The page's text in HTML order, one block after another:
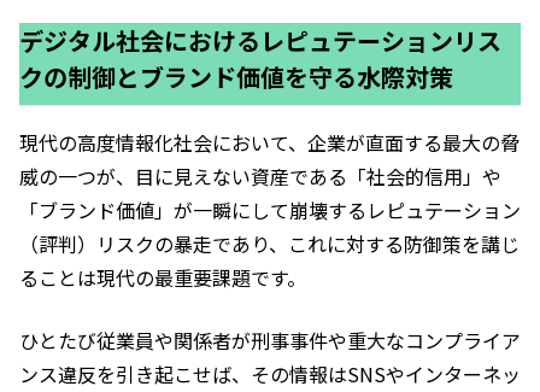
デジタル社会におけるレピュテーションリス
クの制御とブランド価値を守る水際対策
現代の高度情報化社会において、企業が直面する最大の脅
威の一つが、目に見えない資産である「社会的信用」や
「ブランド価値」が一瞬にして崩壊するレピュテーション
（評判）リスクの暴走であり、これに対する防御策を講じ
ることは現代の最重要課題です。
ひとたび従業員や関係者が刑事事件や重大なコンプライア
ンス違反を引き起こせば、その情報はSNSやインターネッ